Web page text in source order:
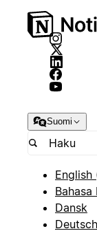
Suomi
English
Bahasa
Dansk
Deutsch